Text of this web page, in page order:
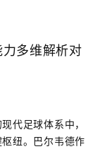
多维解析对
代足球体系中，
纽。巴尔韦德作